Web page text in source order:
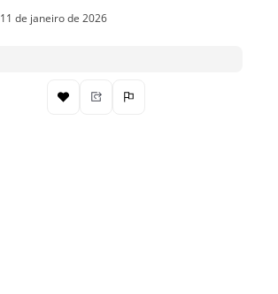
transforma o Bixiga em um
em agosto de 2026: festas
11 de janeiro de 2026